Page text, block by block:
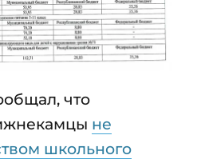
что
не
школьного